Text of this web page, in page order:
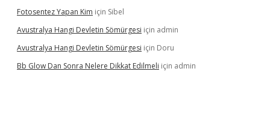
Fotosentez Yapan Kim için Sibel
Avustralya Hangi Devletin Sömürgesi için admin
Avustralya Hangi Devletin Sömürgesi için Doru
Bb Glow Dan Sonra Nelere Dikkat Edilmeli için admin